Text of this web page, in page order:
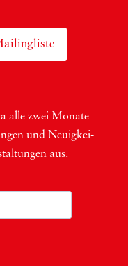
alle zwei Mona­te
und Neu­ig­kei­
aus.